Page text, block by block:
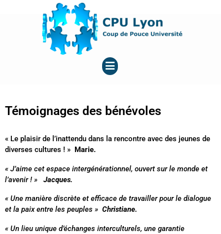
Menu
Témoignages des bénévoles
« Le plaisir de l’inattendu dans la rencontre avec des jeunes de
diverses cultures ! » Marie.
« J’aime cet espace intergénérationnel, ouvert sur le monde et
l’avenir ! » Jacques.
« Une manière discrète et efficace de travailler pour le dialogue
et la paix entre les peuples » Christiane.
« Un lieu unique d’échanges interculturels, une garantie